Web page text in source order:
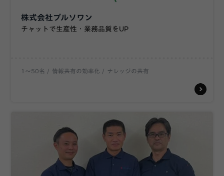
株式会社プルソワン
チャットで生産性・業務品質をUP
1〜50名 情報共有の効率化 ナレッジの共有